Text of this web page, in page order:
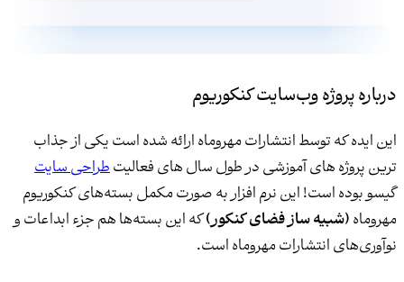
درباره پروژه وب‌سایت کنکوریوم
این ایده که توسط انتشارات مهروماه ارائه شده است یکی از جذاب
ترین پروژه های آموزشی در طول سال های فعالیتطراحی سایت
گیسو بوده است! این نرم افزار به صورت مکمل بسته‌های کنکوریوم
مهروماه(شبیه ساز فضای کنکور)که این بسته‌ها هم جزء ابداعات و
نوآوری‌های انتشارات مهروماه است.